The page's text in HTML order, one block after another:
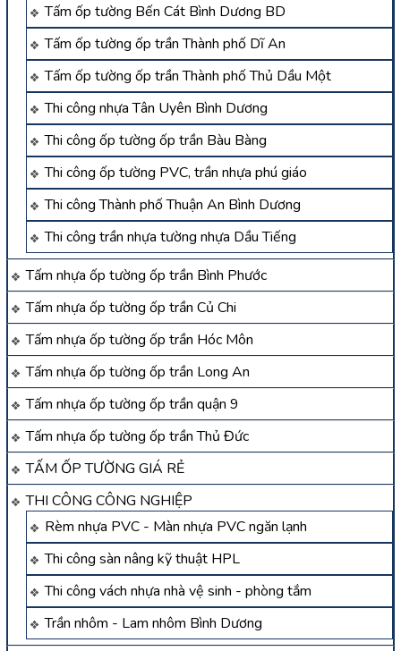
Tấm ốp tường Bến Cát Bình Dương BD
Tấm ốp tường ốp trần Thành phố Dĩ An
Tấm ốp tường ốp trần Thành phố Thủ Dầu Một
Thi công nhựa Tân Uyên Bình Dương
Thi công ốp tường ốp trần Bàu Bàng
Thi công ốp tường PVC, trần nhựa phú giáo
Thi công Thành phố Thuận An Bình Dương
Thi công trần nhựa tường nhựa Dầu Tiếng
Tấm nhựa ốp tường ốp trần Bình Phước
Tấm nhựa ốp tường ốp trần Củ Chi
Tấm nhựa ốp tường ốp trần Hóc Môn
Tấm nhựa ốp tường ốp trần Long An
Tấm nhựa ốp tường ốp trần quận 9
Tấm nhựa ốp tường ốp trần Thủ Đức
TẤM ỐP TƯỜNG GIÁ RẺ
THI CÔNG CÔNG NGHIỆP
Rèm nhựa PVC - Màn nhựa PVC ngăn lạnh
Thi công sàn nâng kỹ thuật HPL
Thi công vách nhựa nhà vệ sinh - phòng tắm
Trần nhôm - Lam nhôm Bình Dương